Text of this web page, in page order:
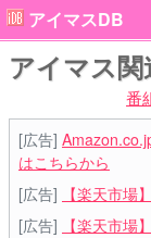
アイマスDB
アイマス
番
[広告]
はこちらから
[広告]
【楽天市場
[広告]
【楽天市場